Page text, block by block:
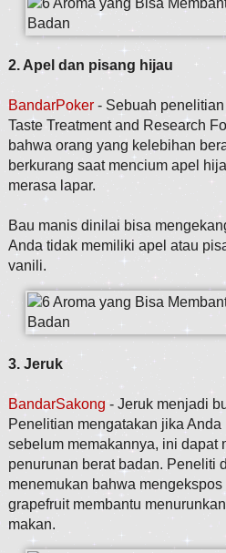
2. Apel dan pisang hijau
BandarPoker - Sebuah
Taste Treatment and Research
bahwa orang yang kelebihan
berkurang saat mencium apel
merasa lapar.
Bau manis dinilai bisa
Anda tidak memiliki apel atau
vanili.
3. Jeruk
BandarSakong- Jeruk menjadi
Penelitian mengatakan jika
sebelum memakannya, ini dapat
penurunan berat badan. Peneliti
menemukan bahwa
grapefruit membantu
makan.